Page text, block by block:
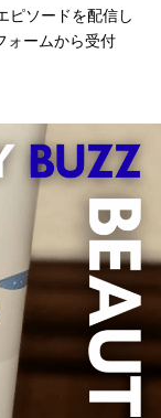
ソードを配信し
ォームから受付